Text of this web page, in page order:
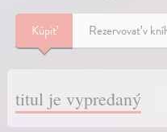
Kúpiť Rezervovať v
titul je vypredaný